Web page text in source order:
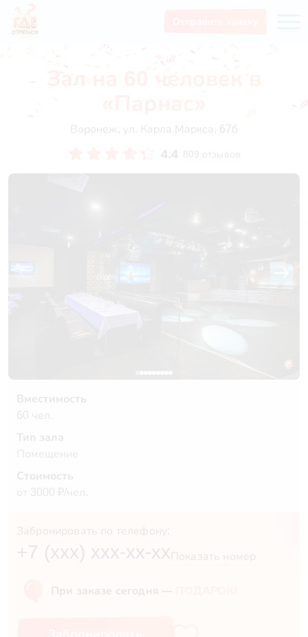
Зал на 60 человек в
Воронеж, ул. Карла Маркса, 67б
4.4 809 отзывов
Вместимость
60 чел.
Тип зала
Помещение
Стоимость
от 3000 ₽/чел.
Забронировать по телефону:
+7 (xxx) xxx-xx-xx Показать номер
При заказе сегодня —